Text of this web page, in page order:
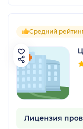
Средний
Лицензия